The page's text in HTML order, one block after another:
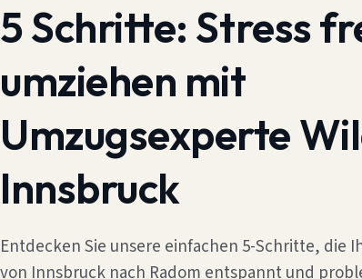
5 Schritte: Stress
umziehen mit
Umzugsexperte
Innsbruck
Entdecken Sie unsere einfachen 5-Schritte, die
von Innsbruck nach Radom entspannt und